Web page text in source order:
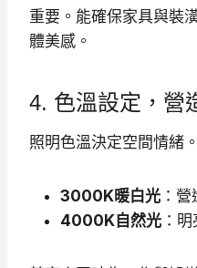
重要。能確保家具與裝
體美感。
4. 色溫設定，營
照明色溫決定空間情緒。
3000K暖白光 ：
4000K自然光 ：